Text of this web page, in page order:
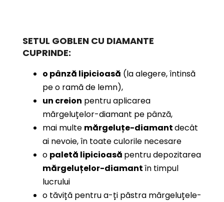
SETUL GOBLEN CU DIAMANTE
CUPRINDE:
o pânză lipicioasă (la alegere, întinsă
pe o ramă de lemn),
un creion pentru aplicarea
mărgeluțelor-diamant pe pânză,
mai multe mărgeluțe-diamantdecât
ai nevoie, în toate culorile necesare
o paletă lipicioasă pentru depozitarea
mărgeluțelor-diamantîn timpul
lucrului
o tăviță pentru a-ți păstra mărgeluțele-